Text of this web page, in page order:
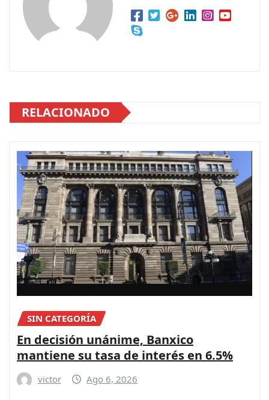
RELACIONADO
SIN CATEGORÍA
En decisión unánime, Banxico
mantiene su tasa de interés en 6.5%
victor Ago 6, 2026